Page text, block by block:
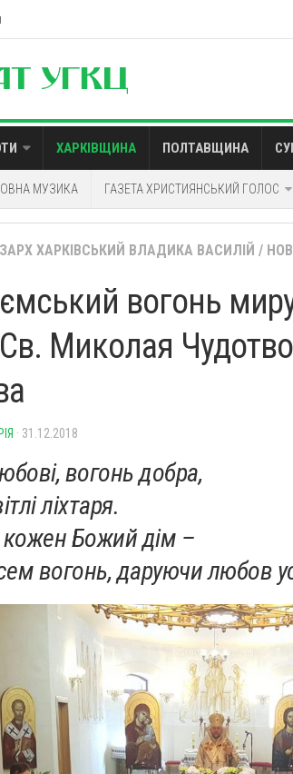
ХАРКІВЩИНА ПОЛТАВЩИНА
МУЗИКА ГАЗЕТА ХРИСТИЯНСЬКИЙ ГОЛОС
ХАРКІВСЬКИЙ ВЛАДИКА ВАСИЛІЙ /
вогонь
Миколая
· 31.12.2018
вогонь добра,
ліхтаря.
Божий дім –
вогонь, даруючи любов